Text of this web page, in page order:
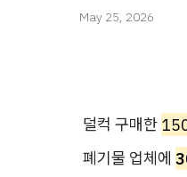
May 25, 2026
덜컥 구매한
폐기물 업체에